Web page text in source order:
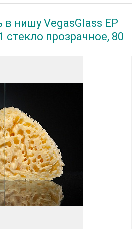
нишу VegasGlass EP
стекло прозрачное, 80